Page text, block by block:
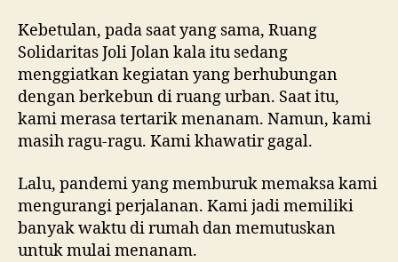
Kebetulan, pada saat yang sama, Ruang
Solidaritas Joli Jolan kala itu sedang
menggiatkan kegiatan yang berhubungan
dengan berkebun di ruang urban. Saat itu,
kami merasa tertarik menanam. Namun, kami
masih ragu-ragu. Kami khawatir gagal.
Lalu, pandemi yang memburuk memaksa kami
mengurangi perjalanan. Kami jadi memiliki
banyak waktu di rumah dan memutuskan
untuk mulai menanam.